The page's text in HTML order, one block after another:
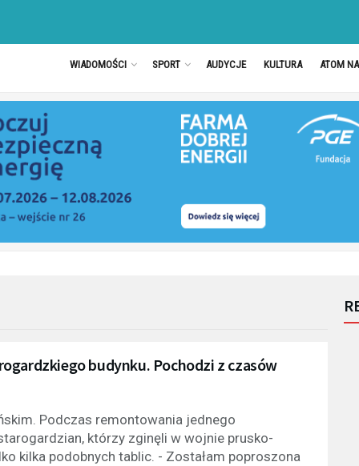
WIADOMOŚCI SPORT AUDYCJE KULTURA ATOM
budynku. Pochodzi z czasów
Podczas remontowania jednego
którzy zginęli w wojnie prusko-
kilka podobnych tablic. - Zostałam poproszona